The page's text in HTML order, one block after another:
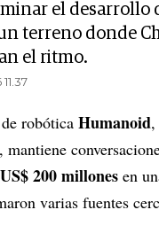
el desarrollo
terreno donde
el ritmo.
robótica Humanoid,
, mantiene
US$ 200 millones en
varias fuentes